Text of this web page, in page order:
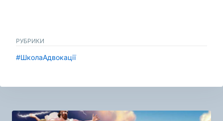
РУБРИКИ
#ШколаАдвокації
Навигация